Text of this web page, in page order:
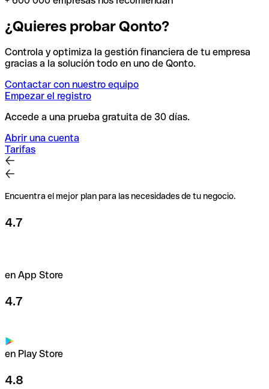
¿Quieres probar Qonto?
Controla y optimiza la gestión financiera de tu empresa
gracias a la solución todo en uno de Qonto.
Contactar con nuestro equipo
Empezar el registro
Accede a una prueba gratuita de 30 días.
Abrir una cuenta
Tarifas
Encuentra el mejor plan para las necesidades de tu negocio.
4.7
en App Store
4.7
en Play Store
4.8